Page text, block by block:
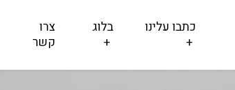
כתבו עלינו
+
בלוג
+
צרו
קשר